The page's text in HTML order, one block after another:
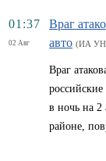
01:37
02 Авг
Враг
авто (ИА
Враг
в ночь на 2
районе,